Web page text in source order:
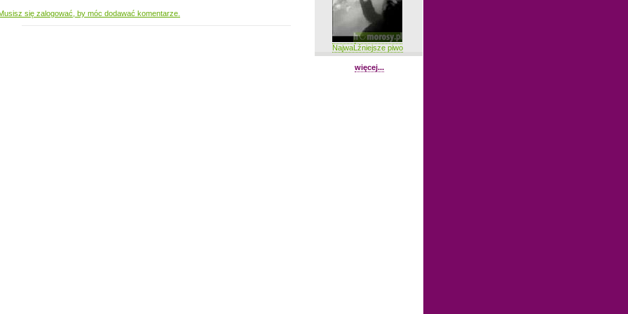
się zalogować, by móc dodawać komentarze.
NajwaĹźniejsze piwo
więcej...